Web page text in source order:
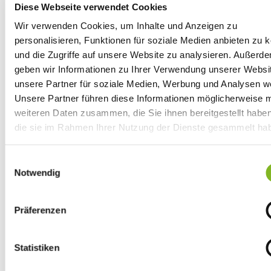
Diese Webseite verwendet Cookies
Wir verwenden Cookies, um Inhalte und Anzeigen zu
personalisieren, Funktionen für soziale Medien anbieten zu
und die Zugriffe auf unsere Website zu analysieren.
geben wir Informationen zu Ihrer Verwendung unserer
unsere Partner für soziale Medien, Werbung und Analysen
Unsere Partner führen diese Informationen möglicherweise
weiteren Daten zusammen, die Sie ihnen bereitgestellt
die sie im Rahmen Ihrer Nutzung der Dienste gesammelt
Notwendig
Präferenzen
Statistiken
erforderlich ist und anschließend gelöscht. Ohne
vorherige Einwilligung des Teilnehmers erfolgt keine
Weitergabe der Daten an Dritte.
Im Übrigen gelten die Datenschutzbestimmungen,
abrufbar unter:www.rea-card.de/datenschutz
6. Haftung
REA, deren Mitarbeiter, Auftragnehmer und
Erfüllungsgehilfen, haften in vollem Umfang bei Vorsatz
Verletzung des Lebens, des Körpers oder der
Im Falle leichter Fahrlässigkeit besteht eine Haftung nur
Vertragspflicht (Kardinalpflicht). Eine Kardinalpflicht in